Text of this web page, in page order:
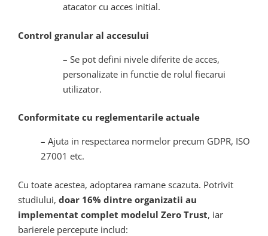
atacator cu acces initial.
Control granular al accesului
– Se pot defini nivele diferite de acces,
personalizate in functie de rolul fiecarui
utilizator.
Conformitate cu reglementarile actuale
– Ajuta in respectarea normelor precum GDPR, ISO
27001 etc.
Cu toate acestea, adoptarea ramane scazuta. Potrivit
studiului, doar 16% dintre organizatii au
implementat complet modelul Zero Trust, iar
barierele percepute includ: